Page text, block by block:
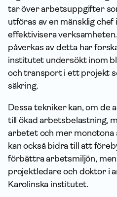
tar över arbetsuppgifter
utföras av en mänsklig
effektivisera
påverkas av detta har
institutet undersökt inom
och transport i ett projekt
säkring.
Dessa tekniker kan, om de
till ökad arbetsbelastning,
arbetet och mer
kan också bidra till att
förbättra arbetsmiljön,
projektledare och doktor i
Karolinska institutet.